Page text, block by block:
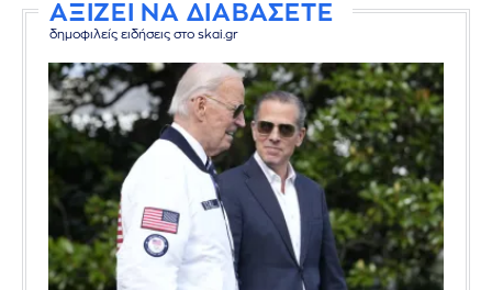
ΑΞΙΖΕΙ ΝΑ ΔΙΑΒΑΣΕΤΕ
δημοφιλείς ειδήσεις στο skai.gr